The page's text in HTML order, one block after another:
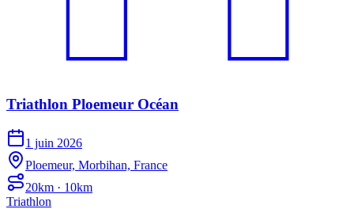
Triathlon Ploemeur Océan
1 juin 2026
Ploemeur, Morbihan, France
20km · 10km
Triathlon